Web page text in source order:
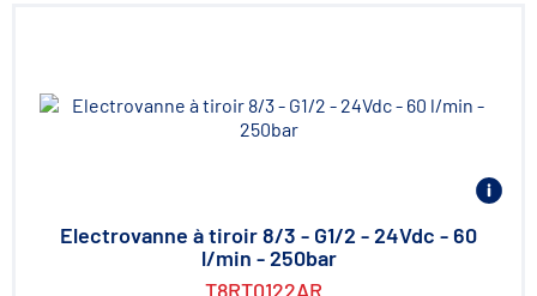
Electrovanne à tiroir 8/3 - G1/2 - 24Vdc - 60
l/min - 250bar
T8RT0122AR